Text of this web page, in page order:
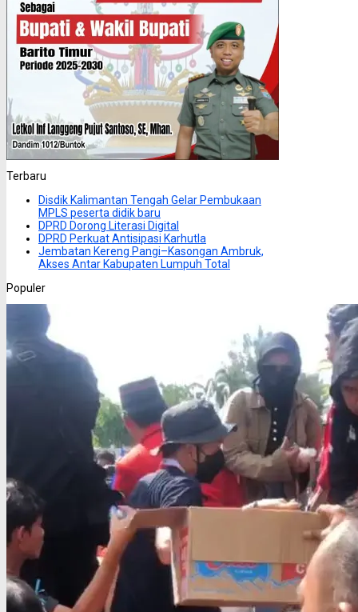
Terbaru
Disdik Kalimantan Tengah Gelar Pembukaan
MPLS peserta didik baru
DPRD Dorong Literasi Digital
DPRD Perkuat Antisipasi Karhutla
Jembatan Kereng Pangi–Kasongan Ambruk,
Akses Antar Kabupaten Lumpuh Total
Populer